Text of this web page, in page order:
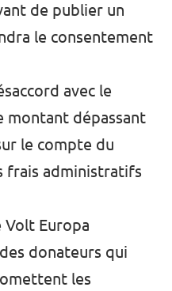
de publier un
le consentement
avec le
montant dépassant
le compte du
frais administratifs
Volt Europa
donateurs qui
les